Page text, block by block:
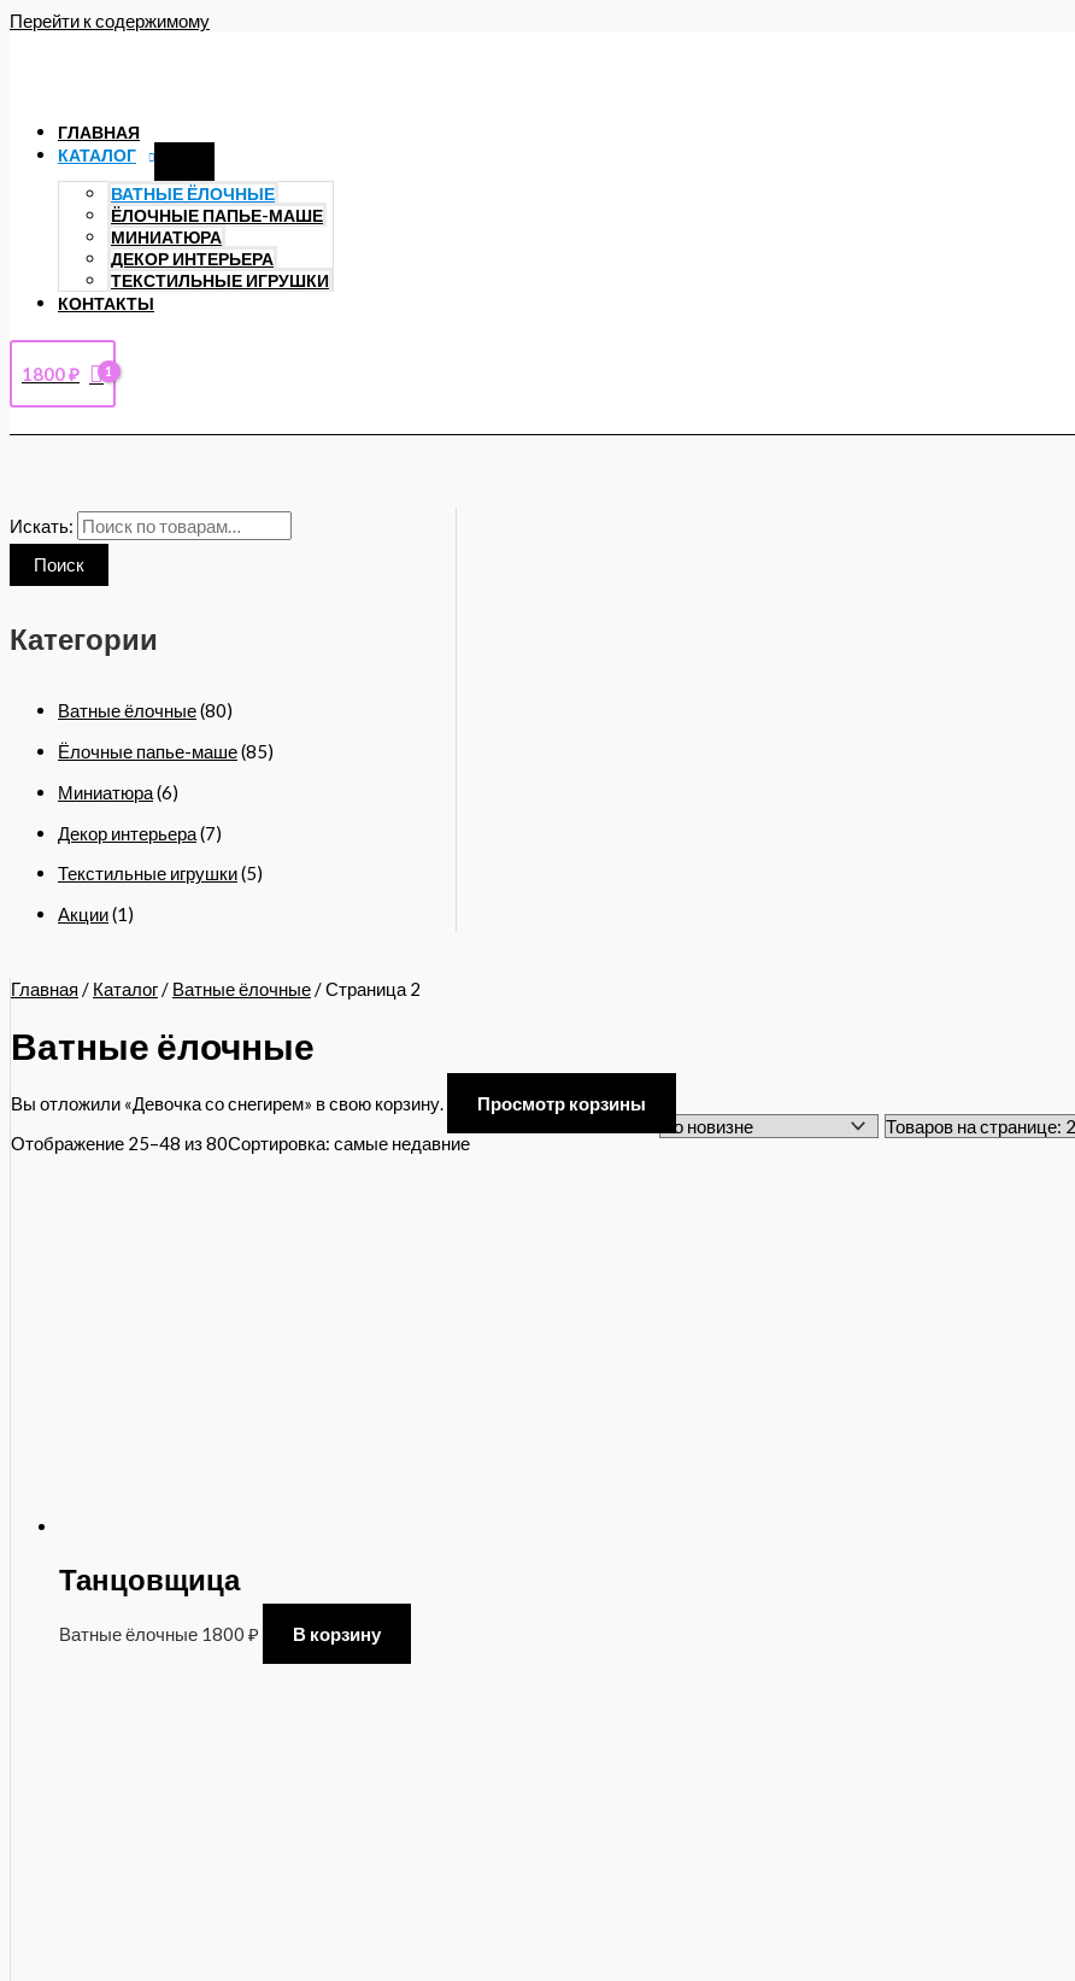
Перейти к содержимому
ГЛАВНАЯ
КАТАЛОГ
ВАТНЫЕ ЁЛОЧНЫЕ
ЁЛОЧНЫЕ ПАПЬЕ-МАШЕ
МИНИАТЮРА
ДЕКОР ИНТЕРЬЕРА
ТЕКСТИЛЬНЫЕ ИГРУШКИ
КОНТАКТЫ
1800₽
Искать:
Поиск
Категории
Ватные ёлочные(80)
Ёлочные папье-маше(85)
Миниатюра(6)
Декор интерьера(7)
Текстильные игрушки(5)
Акции(1)
Главная / Каталог/ Ватные ёлочные/ Страница 2
Ватные ёлочные
Вы отложили «Девочка со снегирем» в свою корзину.
Просмотр корзины
Отображение 25–48 из 80Сортировка: самые недавние
Танцовщица
Ватные ёлочные 1800 ₽ В корзину